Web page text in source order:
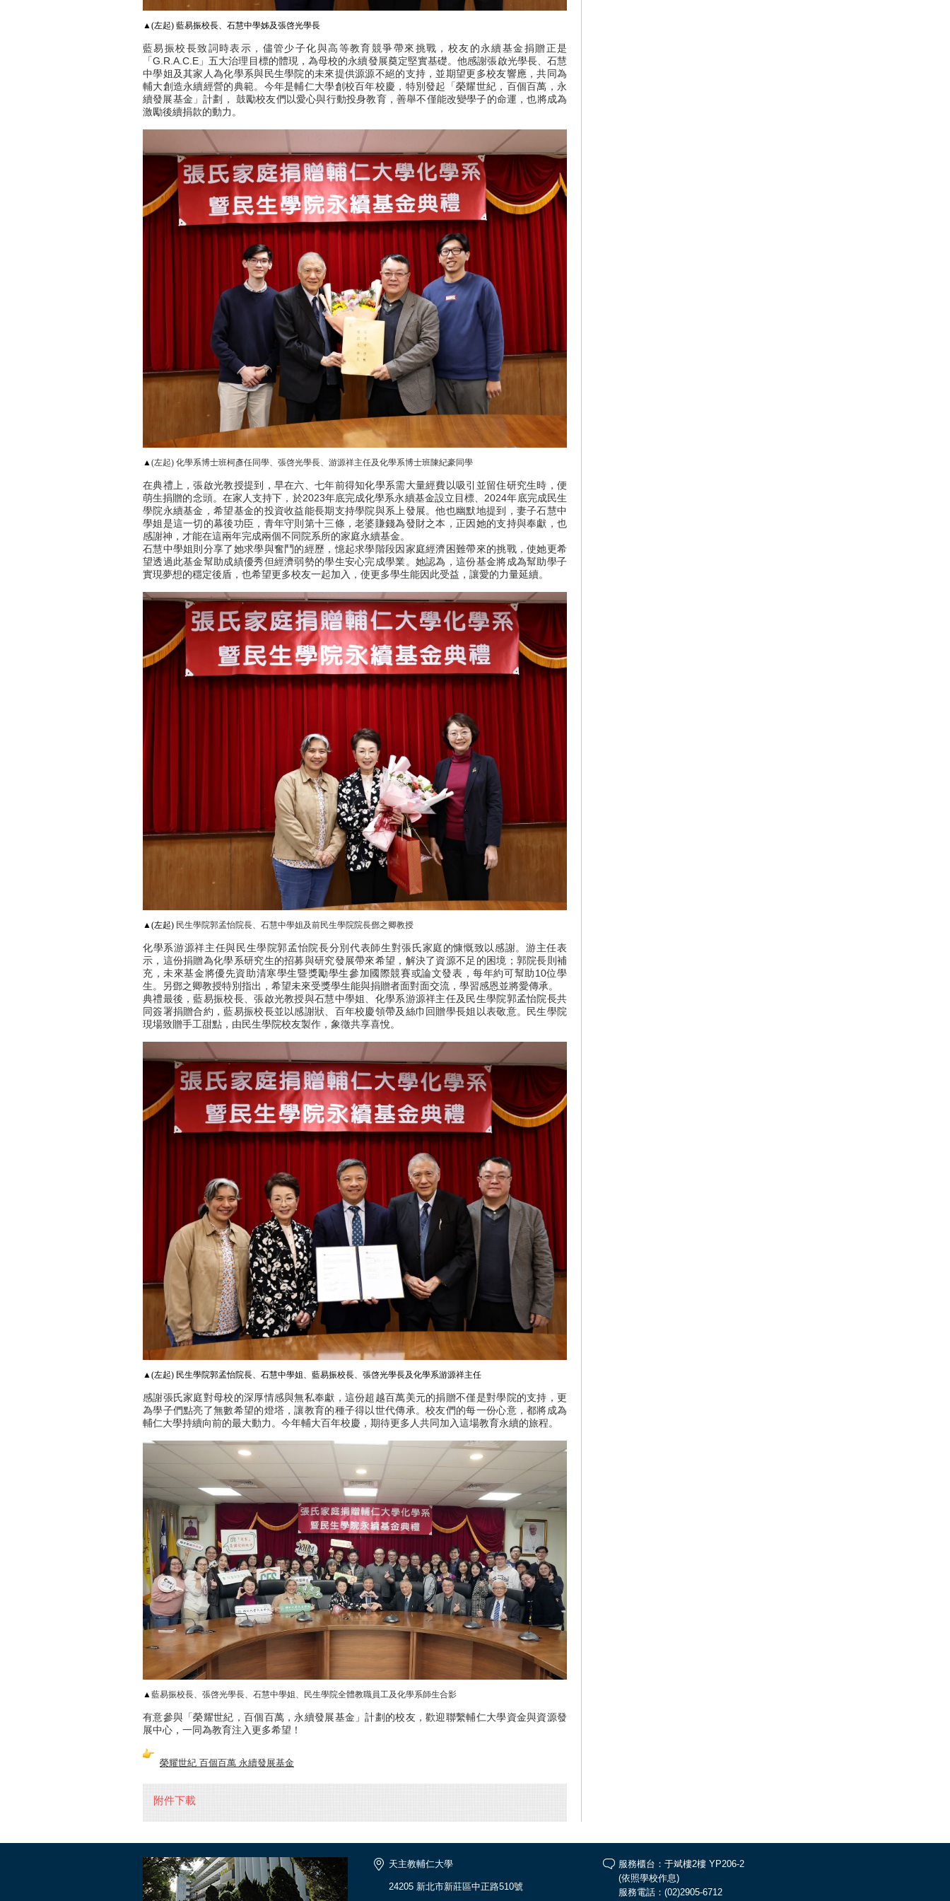
▲(左起) 藍易振校長、石慧中學姊及張啓光學長
藍易振校長致詞時表示，儘管少子化與高等教育競爭帶來挑戰，校友的永續基金捐贈正是
「G.R.A.C.E」五大治理目標的體現，為母校的永續發展奠定堅實基礎。他感謝張啟光學長、石慧
中學姐及其家人為化學系與民生學院的未來提供源源不絕的支持，並期望更多校友響應，共同為
輔大創造永續經營的典範。今年是輔仁大學創校百年校慶，特別發起「榮耀世紀，百個百萬，永
續發展基金」計劃， 鼓勵校友們以愛心與行動投身教育，善舉不僅能改變學子的命運，也將成為
激勵後續捐款的動力。
▲(左起) 化學系博士班柯彥任同學、張啓光學長、游源祥主任及化學系博士班陳紀豪同學
在典禮上，張啟光教授提到，早在六、七年前得知化學系需大量經費以吸引並留住研究生時，便
萌生捐贈的念頭。在家人支持下，於2023年底完成化學系永續基金設立目標、2024年底完成民生
學院永續基金，希望基金的投資收益能長期支持學院與系上發展。他也幽默地提到，妻子石慧中
學姐是這一切的幕後功臣，青年守則第十三條，老婆賺錢為發財之本，正因她的支持與奉獻，也
感謝神，才能在這兩年完成兩個不同院系所的家庭永續基金。
石慧中學姐則分享了她求學與奮鬥的經歷，憶起求學階段因家庭經濟困難帶來的挑戰，使她更希
望透過此基金幫助成績優秀但經濟弱勢的學生安心完成學業。她認為，這份基金將成為幫助學子
實現夢想的穩定後盾，也希望更多校友一起加入，使更多學生能因此受益，讓愛的力量延續。
▲(左起) 民生學院郭孟怡院長、石慧中學姐及前民生學院院長鄧之卿教授
化學系游源祥主任與民生學院郭孟怡院長分別代表師生對張氏家庭的慷慨致以感謝。游主任表
示，這份捐贈為化學系研究生的招募與研究發展帶來希望，解決了資源不足的困境；郭院長則補
充，未來基金將優先資助清寒學生暨獎勵學生參加國際競賽或論文發表，每年約可幫助10位學
生。另鄧之卿教授特別指出，希望未來受獎學生能與捐贈者面對面交流，學習感恩並將愛傳承。
典禮最後，藍易振校長、張啟光教授與石慧中學姐、化學系游源祥主任及民生學院郭孟怡院長共
同簽署捐贈合約，藍易振校長並以感謝狀、百年校慶領帶及絲巾回贈學長姐以表敬意。民生學院
現場致贈手工甜點，由民生學院校友製作，象徵共享喜悅。
▲(左起) 民生學院郭孟怡院長、石慧中學姐、藍易振校長、張啓光學長及化學系游源祥主任
感謝張氏家庭對母校的深厚情感與無私奉獻，這份超越百萬美元的捐贈不僅是對學院的支持，更
為學子們點亮了無數希望的燈塔，讓教育的種子得以世代傳承。校友們的每一份心意，都將成為
輔仁大學持續向前的最大動力。今年輔大百年校慶，期待更多人共同加入這場教育永續的旅程。
▲ 藍易振校長、張啓光學長、石慧中學姐、民生學院全體教職員工及化學系師生合影
有意參與「榮耀世紀，百個百萬，永續發展基金」計劃的校友，歡迎聯繫輔仁大學資金與資源發
展中心，一同為教育注入更多希望！
榮耀世紀 百個百萬 永續發展基金
附件下載
天主教輔仁大學
24205 新北市新莊區中正路510號
服務櫃台：于斌樓2樓 YP206-2
(依照學校作息)
服務電話：(02)2905-6712